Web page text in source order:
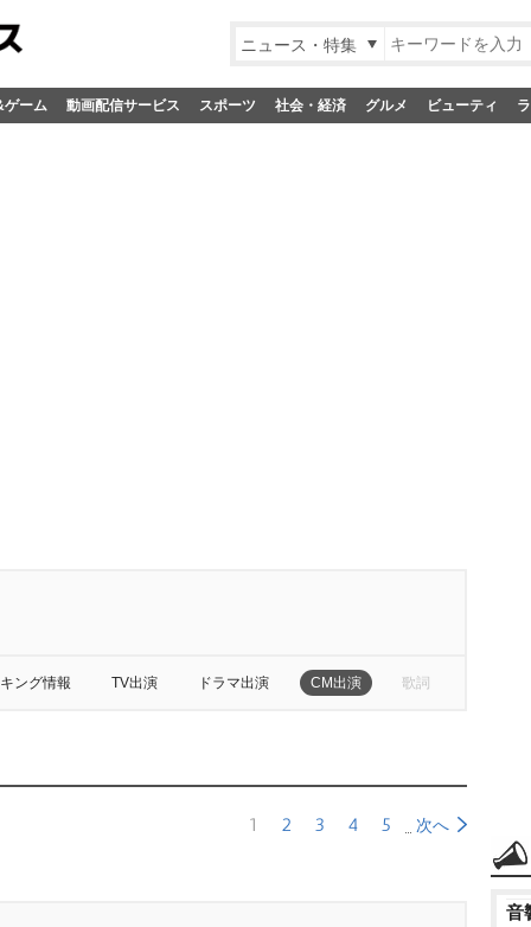
ニュース・特集
ゲーム 動画配信サービス スポーツ 社会・経済 グルメ ビューティ
ング情報 TV出演 ドラマ出演 CM出演 歌詞
1 2 3 4 5 次へ
音